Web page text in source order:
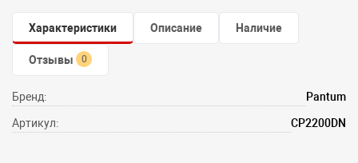
Характеристики Описание Наличие
Отзывы 0
Бренд: Pantum
Артикул: CP2200DN